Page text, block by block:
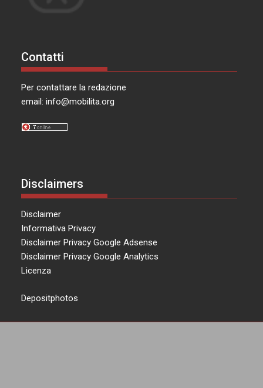
Contatti
Per contattare la redazione
email:info@mobilita.org
Disclaimers
Disclaimer
Informativa Privacy
Disclaimer Privacy Google Adsense
Disclaimer Privacy Google Analytics
Licenza
Depositphotos